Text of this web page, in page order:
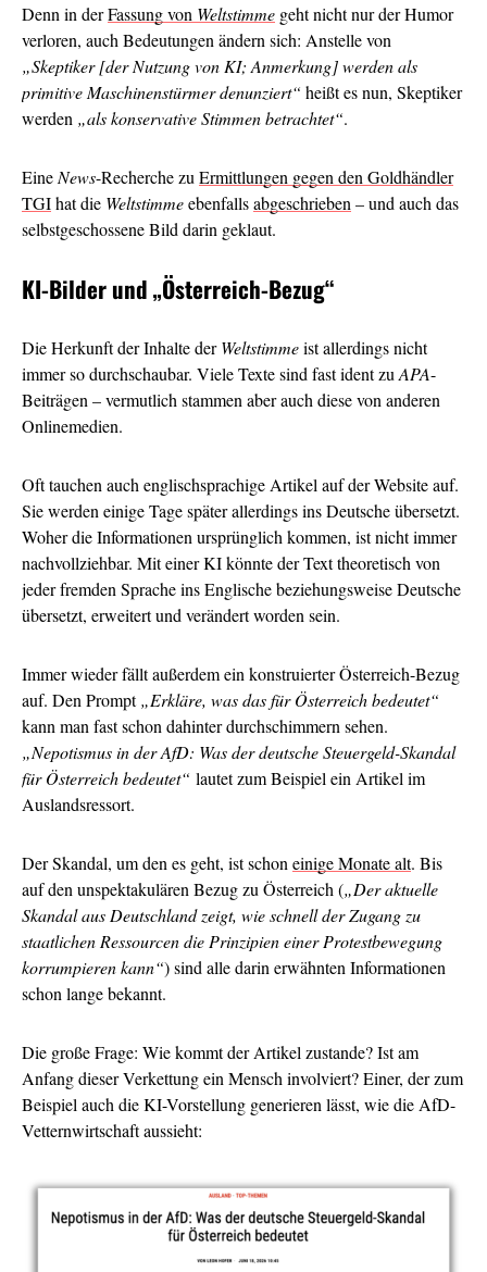
Denn in derFassung von Weltstimme geht nicht nur der Humor
verloren, auch Bedeutungen ändern sich: Anstelle von
„Skeptiker [der Nutzung von KI; Anmerkung] werden als
primitive Maschinenstürmer denunziert“ heißt es nun, Skeptiker
werden „als konservative Stimmen betrachtet“.
Eine News-Recherche zu Ermittlungen gegen den Goldhändler
TGIhat die Weltstimmeebenfallsabgeschrieben – und auch das
selbstgeschossene Bild darin geklaut.
KI-Bilder und„Österreich-Bezug“
Die Herkunft der Inhalte derWeltstimmeist allerdings nicht
immer so durchschaubar. Viele Texte sind fast ident zu APA-
Beiträgen – vermutlich stammen aber auch diese von anderen
Onlinemedien.
Oft tauchen auch englischsprachige Artikel auf der Website auf.
Sie werden einige Tage später allerdings ins Deutsche übersetzt.
Woher die Informationen ursprünglich kommen, ist nicht immer
nachvollziehbar. Mit einer KI könnte der Text theoretisch von
jeder fremden Sprache ins Englische beziehungsweise Deutsche
übersetzt, erweitert und verändert worden sein.
Immer wieder fällt außerdem ein konstruierter Österreich-Bezug
auf. Den Prompt„Erkläre, was das für Österreich bedeutet“
kann man fast schon dahinter durchschimmern sehen.
„Nepotismus in der AfD: Was der deutsche Steuergeld-Skandal
für Österreich bedeutet“ lautet zum Beispiel ein Artikel im
Auslandsressort.
Der Skandal, um den es geht, ist schon einige Monate alt. Bis
auf den unspektakulären Bezug zu Österreich („Der aktuelle
Skandal aus Deutschland zeigt, wie schnell der Zugang zu
staatlichen Ressourcen die Prinzipien einer Protestbewegung
korrumpieren kann“) sind alle darin erwähnten Informationen
schon lange bekannt.
Die große Frage: Wie kommt der Artikel zustande? Ist am
Anfang dieser Verkettung ein Mensch involviert? Einer, der zum
Beispiel auch die KI-Vorstellung generieren lässt, wie die AfD-
Vetternwirtschaft aussieht: